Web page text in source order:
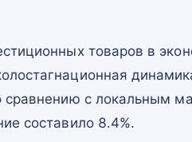
товаров в
с локальным
составило 8.4%.